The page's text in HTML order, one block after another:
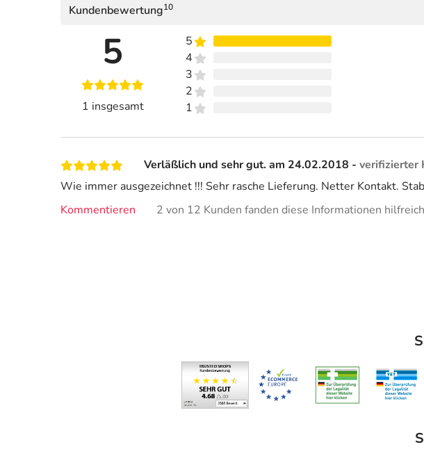
Kundenbewertung10
5
1 insgesamt
5
4
3
2
1
Verläßlich und sehr gut. am 24.02.2018 - verifizierter
Wie immer ausgezeichnet !!! Sehr rasche Lieferung. Netter Kontakt.
Kommentieren
2 von 12 Kunden fanden diese Informationen